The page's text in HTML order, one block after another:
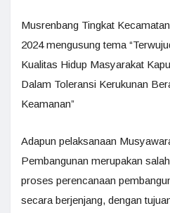
Musrenbang Tingkat
2024 mengusung tema
Kualitas Hidup Masyarakat
Dalam Toleransi Kerukunan
Keamanan”
Adapun pelaksanaan
Pembangunan merupakan
proses perencanaan
secara berjenjang, dengan